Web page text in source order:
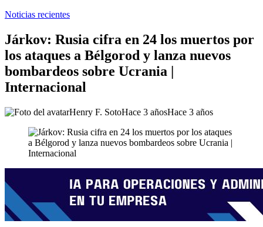
Noticias recientes
Járkov: Rusia cifra en 24 los muertos por
los ataques a Bélgorod y lanza nuevos
bombardeos sobre Ucrania |
Internacional
Henry F. SotoHace 3 añosHace 3 años